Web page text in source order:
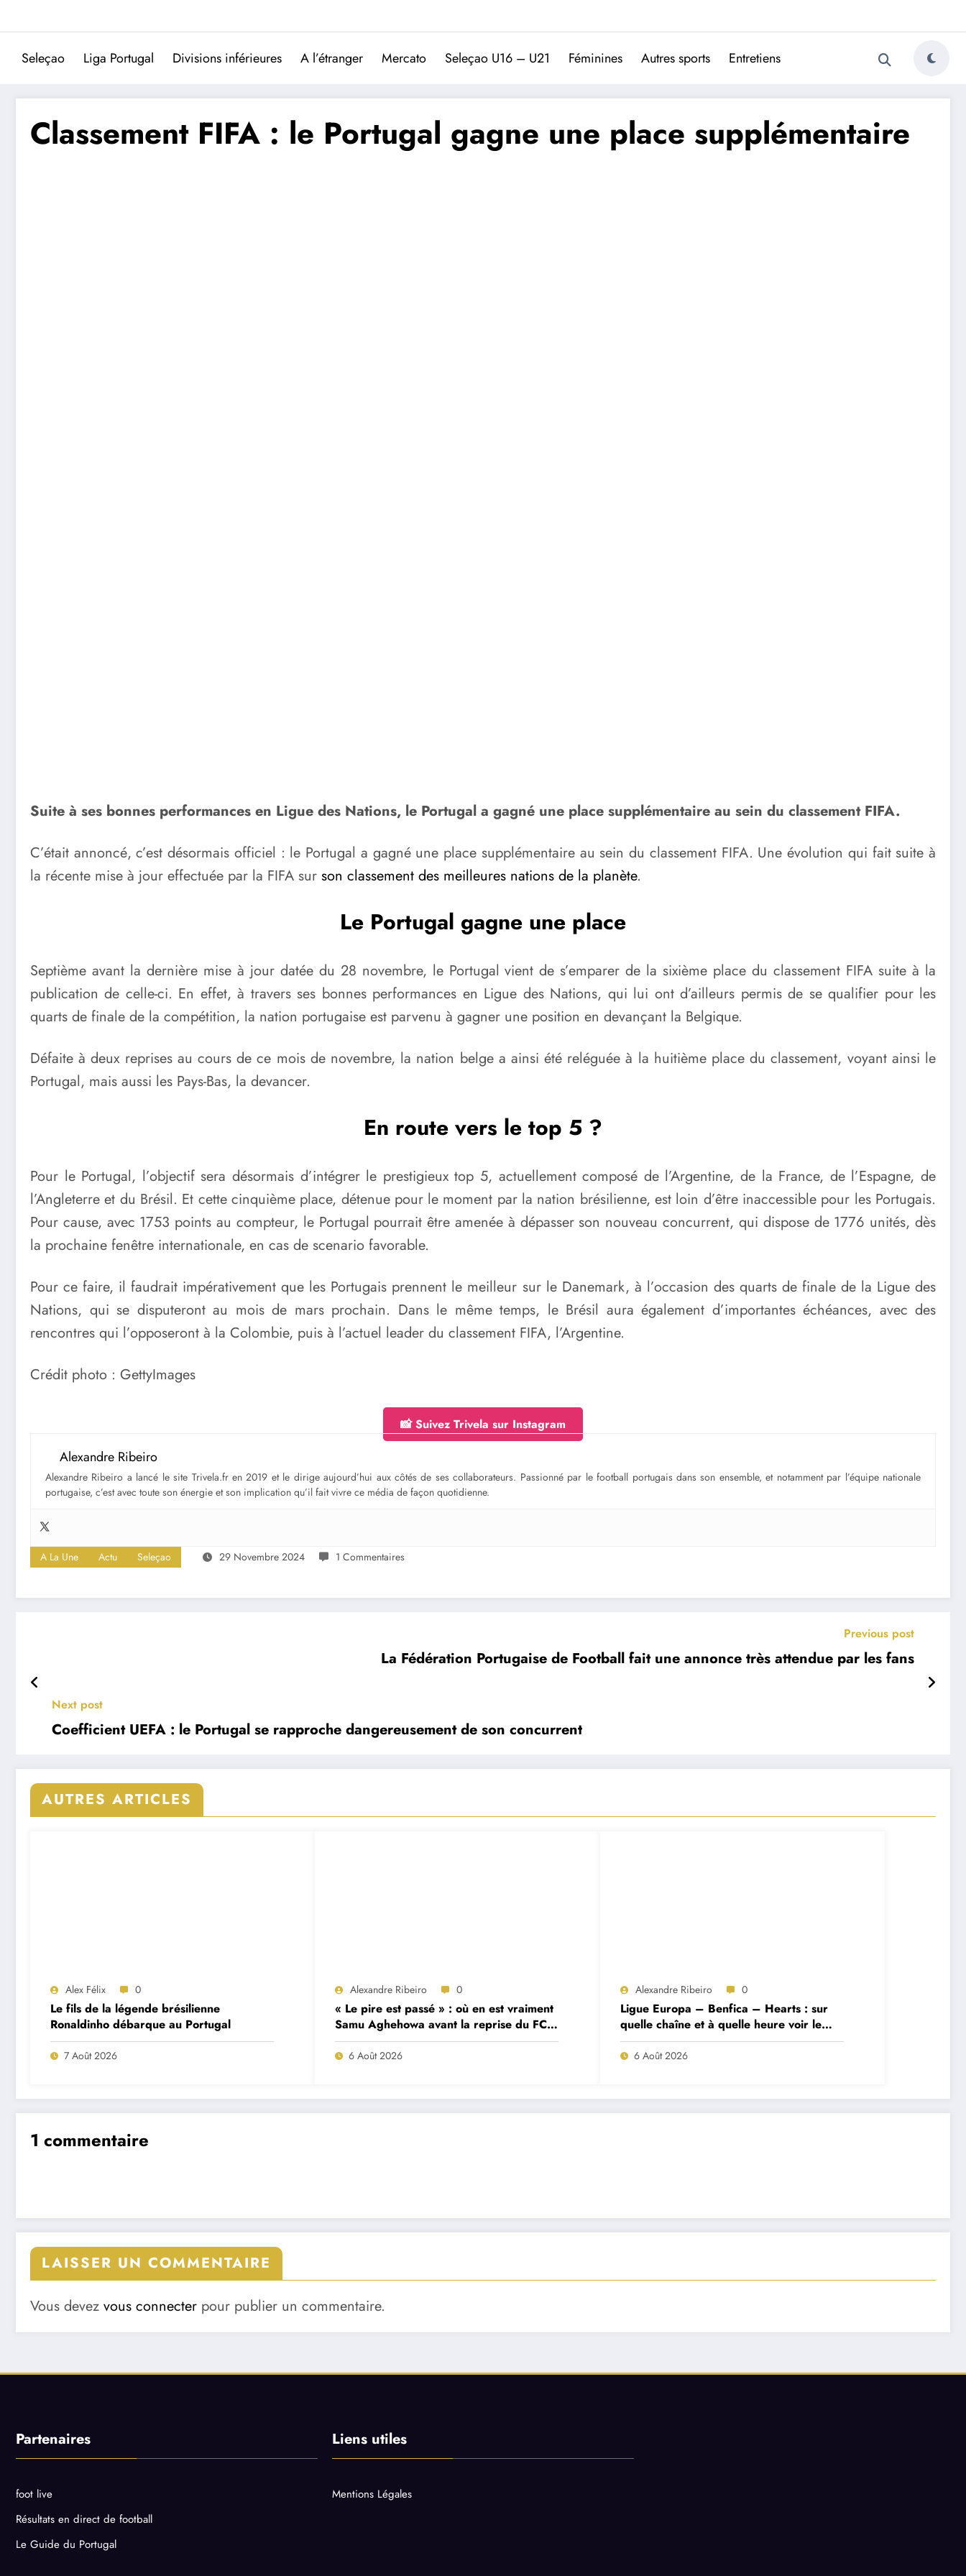
Trivela
L'actualité du football portugais
Seleçao Liga Portugal Divisions inférieures A l’étranger Mercato Seleçao U16 – U21 Féminines Autres sports Entretiens
Classement FIFA : le Portugal gagne une place supplémentaire
Suite à ses bonnes performances en Ligue des Nations, le Portugal a gagné une place supplémentaire au sein du classement FIFA.
C’était annoncé, c’est désormais officiel : le Portugal a gagné une place supplémentaire au sein du classement FIFA. Une évolution qui fait suite à
la récente mise à jour effectuée par la FIFA sur son classement des meilleures nations de la planète.
Le Portugal gagne une place
Septième avant la dernière mise à jour datée du 28 novembre, le Portugal vient de s’emparer de la sixième place du classement FIFA suite à la
publication de celle-ci. En effet, à travers ses bonnes performances en Ligue des Nations, qui lui ont d’ailleurs permis de se qualifier pour les
quarts de finale de la compétition, la nation portugaise est parvenu à gagner une position en devançant la Belgique.
Défaite à deux reprises au cours de ce mois de novembre, la nation belge a ainsi été reléguée à la huitième place du classement, voyant ainsi le
Portugal, mais aussi les Pays-Bas, la devancer.
En route vers le top 5 ?
Pour le Portugal, l’objectif sera désormais d’intégrer le prestigieux top 5, actuellement composé de l’Argentine, de la France, de l’Espagne, de
l’Angleterre et du Brésil. Et cette cinquième place, détenue pour le moment par la nation brésilienne, est loin d’être inaccessible pour les Portugais.
Pour cause, avec 1753 points au compteur, le Portugal pourrait être amenée à dépasser son nouveau concurrent, qui dispose de 1776 unités, dès
la prochaine fenêtre internationale, en cas de scenario favorable.
Pour ce faire, il faudrait impérativement que les Portugais prennent le meilleur sur le Danemark, à l’occasion des quarts de finale de la Ligue des
Nations, qui se disputeront au mois de mars prochain. Dans le même temps, le Brésil aura également d’importantes échéances, avec des
rencontres qui l’opposeront à la Colombie, puis à l’actuel leader du classement FIFA, l’Argentine.
Crédit photo : GettyImages
📸 Suivez Trivela sur Instagram
Alexandre Ribeiro
Alexandre Ribeiro a lancé le site Trivela.fr en 2019 et le dirige aujourd’hui aux côtés de ses collaborateurs. Passionné par le football portugais dans son ensemble, et notamment par l’équipe nationale
portugaise, c’est avec toute son énergie et son implication qu’il fait vivre ce média de façon quotidienne.
A La Une Actu Seleçao 29 Novembre 2024 1 Commentaires
Previous post
La Fédération Portugaise de Football fait une annonce très attendue par les fans
Next post
Coefficient UEFA : le Portugal se rapproche dangereusement de son concurrent
AUTRES ARTICLES
Alex Félix 0
Le fils de la légende brésilienne
Ronaldinho débarque au Portugal
7 Août 2026
Alexandre Ribeiro 0
« Le pire est passé » : où en est vraiment
Samu Aghehowa avant la reprise du FC
Porto ?
6 Août 2026
Alexandre Ribeiro 0
Ligue Europa – Benfica – Hearts : sur
quelle chaîne et à quelle heure voir le
match ?
6 Août 2026
1 commentaire
LAISSER UN COMMENTAIRE
Vous devez vous connecter pour publier un commentaire.
Partenaires
foot live
Résultats en direct de football
Le Guide du Portugal
Liens utiles
Mentions Légales